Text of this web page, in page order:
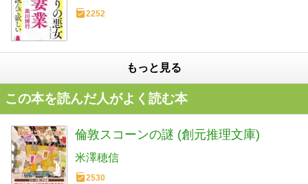
2252
もっと見る
この本を読んだ人がよく読む本
倫敦スコーンの謎 (創元推理文庫)
米澤穂信
2530